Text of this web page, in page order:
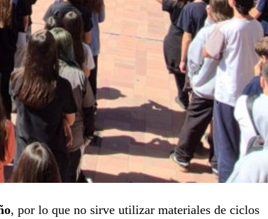
, por lo que no sirve utilizar materiales de ciclos